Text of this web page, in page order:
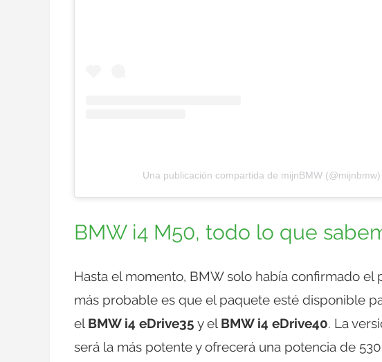
Una publicación compartida de mijnBMW (@mijnbmw)
BMW i4 M50, todo lo que
Hasta el momento, BMW solo había confirmado
más probable es que el paquete esté disponible
el BMW i4 eDrive35 y el BMW i4 eDrive40. La
será la más potente y ofrecerá una potencia de